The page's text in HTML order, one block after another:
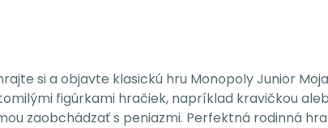
si a objavte klasickú hru Monopoly Junior
figúrkami hračiek, napríklad kravičkou
zaobchádzať s peniazmi. Perfektná rodinná